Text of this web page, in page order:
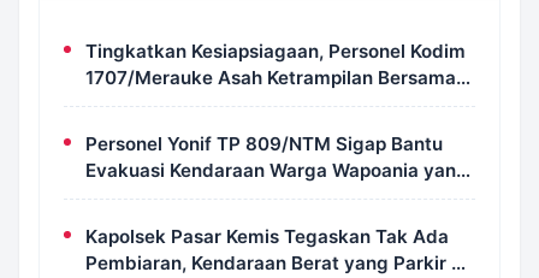
Tingkatkan Kesiapsiagaan, Personel Kodim
1707/Merauke Asah Ketrampilan Bersama
Petugas Damkar
Personel Yonif TP 809/NTM Sigap Bantu
Evakuasi Kendaraan Warga Wapoania yang
Terperosok ke Jurang
Kapolsek Pasar Kemis Tegaskan Tak Ada
Pembiaran, Kendaraan Berat yang Parkir di